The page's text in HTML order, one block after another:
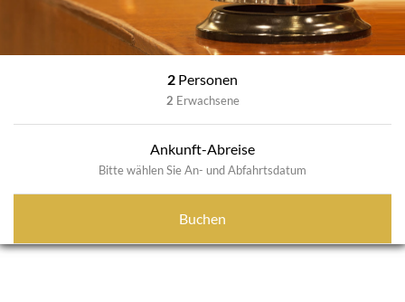
2 Personen
2 Erwachsene
Ankunft-Abreise
Bitte wählen Sie An- und Abfahrtsdatum
Buchen